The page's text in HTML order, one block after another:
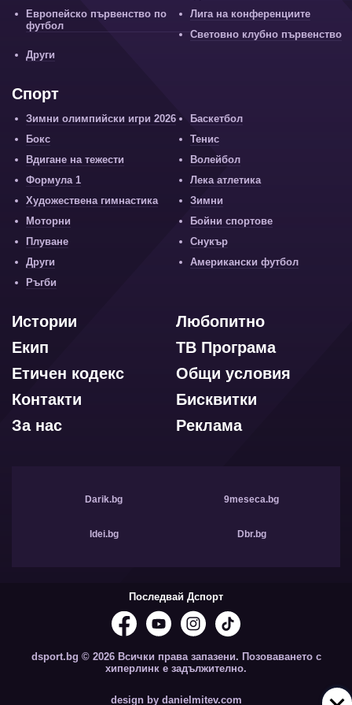
Европейско първенство по
футбол
Лига на конференциите
Световно клубно първенство
Други
Спорт
Зимни олимпийски игри 2026
Баскетбол
Бокс
Тенис
Вдигане на тежести
Волейбол
Формула 1
Лека атлетика
Художествена гимнастика
Зимни
Моторни
Бойни спортове
Плуване
Снукър
Други
Американски футбол
Ръгби
Любопитно
Истории
ТВ Програма
Екип
Общи условия
Етичен кодекс
Бисквитки
Контакти
Реклама
За нас
Darik.bg 9meseca.bg
Idei.bg Dbr.bg
Последвай Дспорт
dsport.bg © 2026 Всички права запазени. Позоваването с
хиперлинк е задължително.
design by danielmitev.com